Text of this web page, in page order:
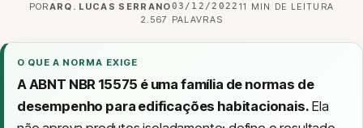
PORARQ. LUCAS SERRANO03/12/2022 11 MIN DE LEITURA
2.567 PALAVRAS
O QUE A NORMA EXIGE
A ABNT NBR 15575 é uma família de normas de
desempenho para edificações habitacionais. Ela